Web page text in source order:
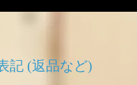
記 (返品など)